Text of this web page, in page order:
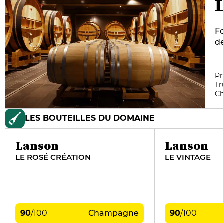
LES BOUTEILLES DU DOMAINE
Lanson
LE ROSÉ CRÉATION
90/100 Champagne
Lanson
LE VINTAGE
90/100